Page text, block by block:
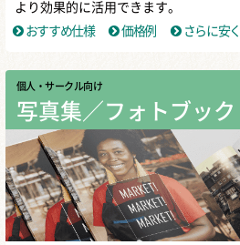
より効果的に活用できます。
おすすめ仕様
価格例 さらに安
個人・サークル向け
写真集／フォトブック